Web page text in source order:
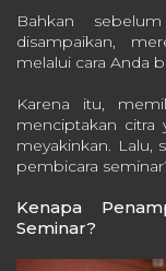
Bahkan
disampaikan,
melalui cara Anda
Karena itu,
menciptakan citra
meyakinkan. Lalu,
pembicara
Kenapa
Seminar?